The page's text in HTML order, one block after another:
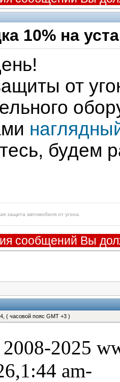
10% на
от
будем
защита автомобиля от угона.
сообщений Вы
( часовой пояс GMT +3 )
2025
am-